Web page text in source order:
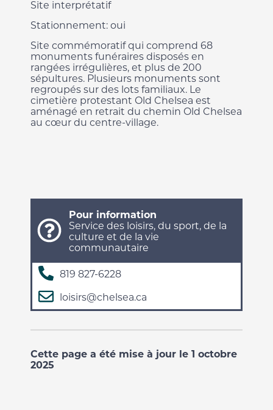
Site interprétatif
Stationnement: oui
Site commémoratif qui comprend 68
monuments funéraires disposés en
rangées irrégulières, et plus de 200
sépultures. Plusieurs monuments sont
regroupés sur des lots familiaux. Le
cimetière protestant Old Chelsea est
aménagé en retrait du chemin Old Chelsea
au cœur du centre-village.
Pour information
Service des loisirs, du sport, de la
culture et de la vie
communautaire
819 827-6228
loisirs@chelsea.ca
Cette page a été mise à jour le 1 octobre
2025